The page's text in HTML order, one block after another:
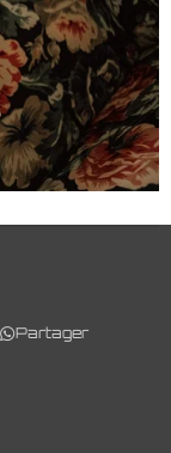
Partager